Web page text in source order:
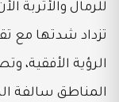
للرمال والأتربة
تزداد شدتها مع
الرؤية
المناطق سالفة